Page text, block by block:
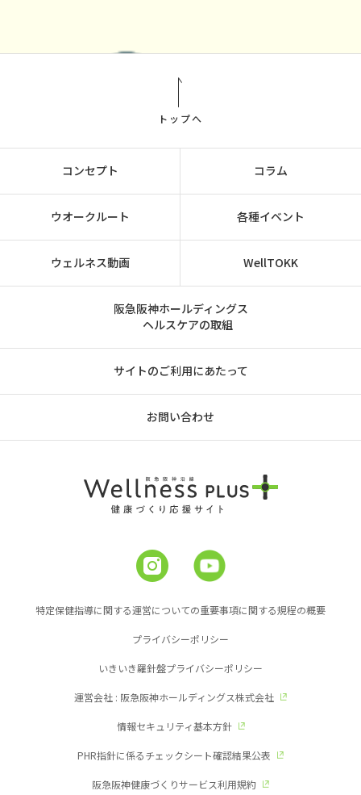
トップへ
コンセプト コラム
ウオークルート 各種イベント
ウェルネス動画 WellTOKK
阪急阪神ホールディングス
ヘルスケアの取組
サイトのご利用にあたって
お問い合わせ
特定保健指導に関する運営についての重要事項に関する規程の概要
プライバシーポリシー
いきいき羅針盤プライバシーポリシー
運営会社 : 阪急阪神ホールディングス株式会社
情報セキュリティ基本方針
PHR指針に係るチェックシート確認結果公表
阪急阪神健康づくりサービス利用規約